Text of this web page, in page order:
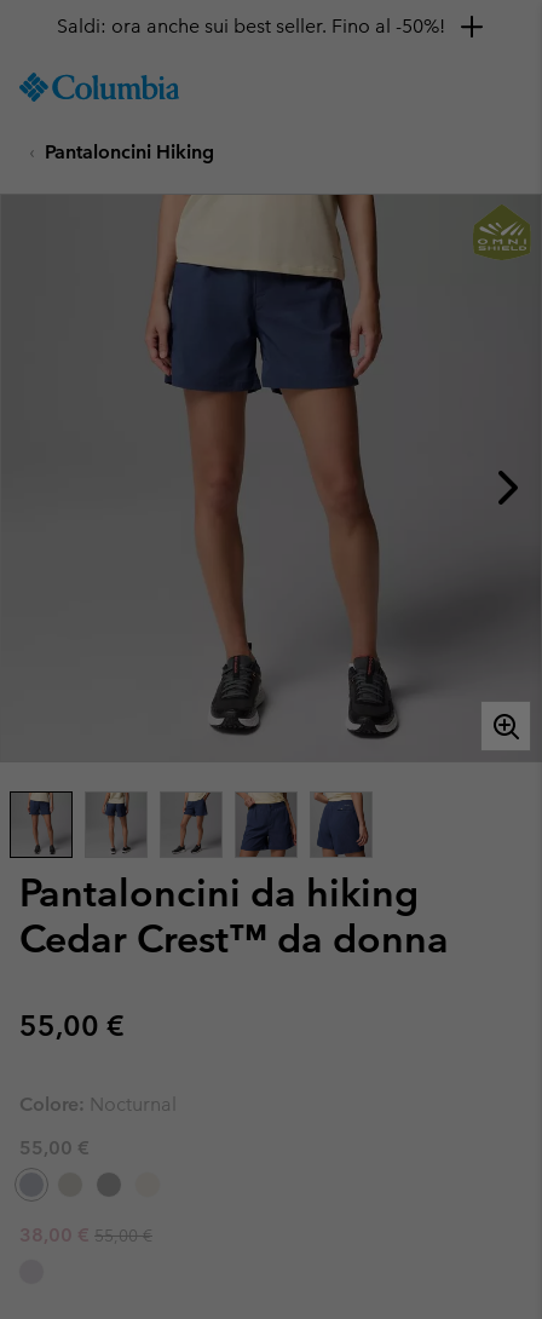
TO
SKIP
MAIN
Saldi: ora anche sui best seller. Fino al -50%!
Pantaloncini Hiking
Pantaloncini da hiking
Cedar Crest™ da donna
Regular price:
55,00 €
Colore: Nocturnal
55,00 €
Sale price:
38,00 € Regular price:
55,00 €